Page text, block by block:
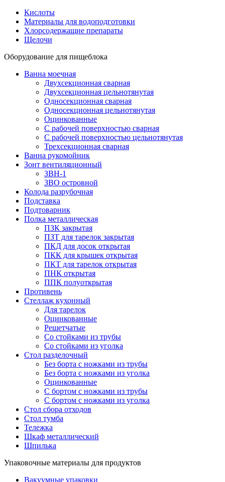
Кислоты
Материалы для водоподготовки
Хлорсодержащие препараты
Щелочи
Оборудование для пищеблока
Ванна моечная
Двухсекционная сварная
Двухсекционная цельнотянутая
Односекционная сварная
Односекционная цельнотянутая
Оцинкованные
С рабочей поверхностью сварная
С рабочей поверхностью цельнотянутая
Трехсекционная сварная
Ванна рукомойник
Зонт вентиляционный
ЗВН-1
ЗВО островной
Колода разрубочная
Подставка
Подтоварник
Полка металлическая
ПЗК закрытая
ПЗТ для тарелок закрытая
ПКД для досок открытая
ПКК для крышек открытая
ПКТ для тарелок открытая
ПНК открытая
ППК полуоткрытая
Противень
Стеллаж кухонный
Для тарелок
Оцинкованные
Решетчатые
Со стойками из трубы
Со стойками из уголка
Стол разделочный
Без борта с ножками из трубы
Без борта с ножками из уголка
Оцинкованные
С бортом с ножками из трубы
С бортом с ножками из уголка
Стол сбора отходов
Стол тумба
Тележка
Шкаф металлический
Шпилька
Упаковочные материалы для продуктов
Вакуумные упаковки